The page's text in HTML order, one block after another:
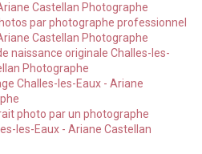
Castellan Photographe
par photographe professionnel
Castellan Photographe
naissance originale Challes-les-
Photographe
Challes-les-Eaux - Ariane
photo par un photographe
les-Eaux - Ariane Castellan